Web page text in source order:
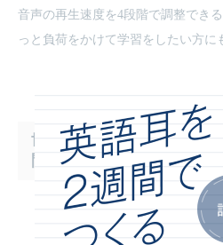
音声の再生速度を4段階で調整でき
っと負荷をかけて学習をしたい方に
世界一わかりやすい 英検
問題集